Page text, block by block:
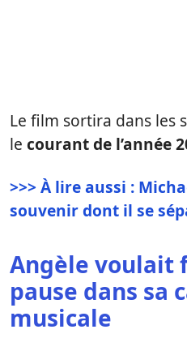
Le film sortira dans les
le courant de l’année
>>> À lire aussi :
souvenir dont il se
Angèle voulait
pause dans sa
musicale